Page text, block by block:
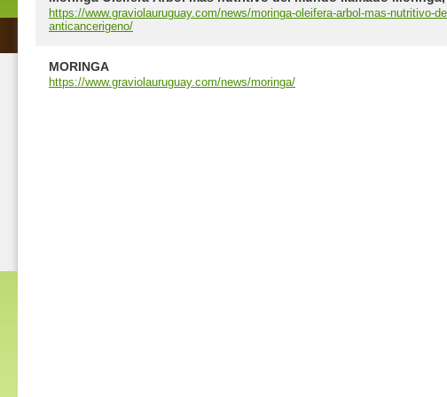
https://www.graviolauruguay.com/news/moringa-oleifera-arbol-mas-nutritivo-
anticancerigeno/
MORINGA
https://www.graviolauruguay.com/news/moringa/